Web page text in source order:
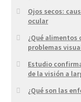
Ojos secos:
ocular
¿Qué alimentos
problemas
Estudio
de la visión a
¿Qué son las